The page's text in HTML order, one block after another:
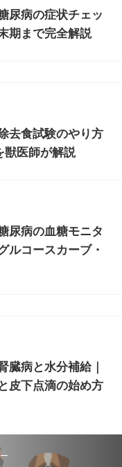
尿病の症状チェッ
期まで完全解説
去食試験のやり方
獣医師が解説
尿病の血糖モニタ
ルコースカーブ・
臓病と水分補給｜
皮下点滴の始め方